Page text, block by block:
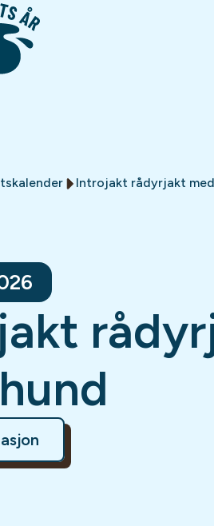
Introjakt rådyrjakt